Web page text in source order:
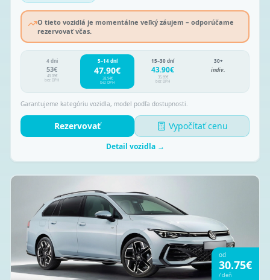
O tieto vozidlá je momentálne veľký záujem – odporúčame
rezervovať včas.
4 dni
53€
43.09€
bez DPH
5–14 dní
47.90€
38.94€
bez DPH
15–30 dní
43.90€
35.69€
bez DPH
30+
indiv.
Garantujeme kategóriu vozidla, model podľa dostupnosti.
Rezervovať Vypočítať cenu
Detail vozidla →
od
30.75€
/deň